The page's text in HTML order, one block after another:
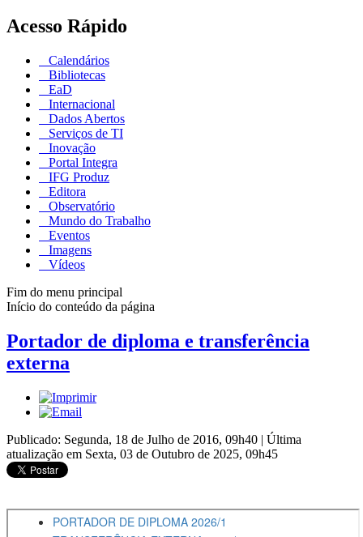
Acesso Rápido
Calendários
Bibliotecas
EaD
Internacional
Dados Abertos
Serviços de TI
Inovação
Portal Integra
IFG Produz
Editora
Observatório
Mundo do Trabalho
Eventos
Imagens
Vídeos
Fim do menu principal
Início do conteúdo da página
Portador de diploma e transferência
externa
Publicado: Segunda, 18 de Julho de 2016, 09h40 | Última
atualização em Sexta, 03 de Outubro de 2025, 09h45